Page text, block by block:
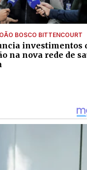
BOSCO BITTENCOURT
investimentos
na nova rede de